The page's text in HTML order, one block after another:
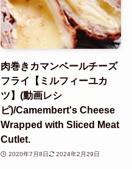
肉巻きカマンベールチーズ
フライ【ミルフィーユカ
ツ】(動画レシ
ピ)/Camembert's Cheese
Wrapped with Sliced Meat
Cutlet.
2020年7月8日 2024年2月29日